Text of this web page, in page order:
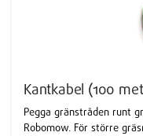
Kantkabel (100
Pegga gränstråden runt
Robomow. För större